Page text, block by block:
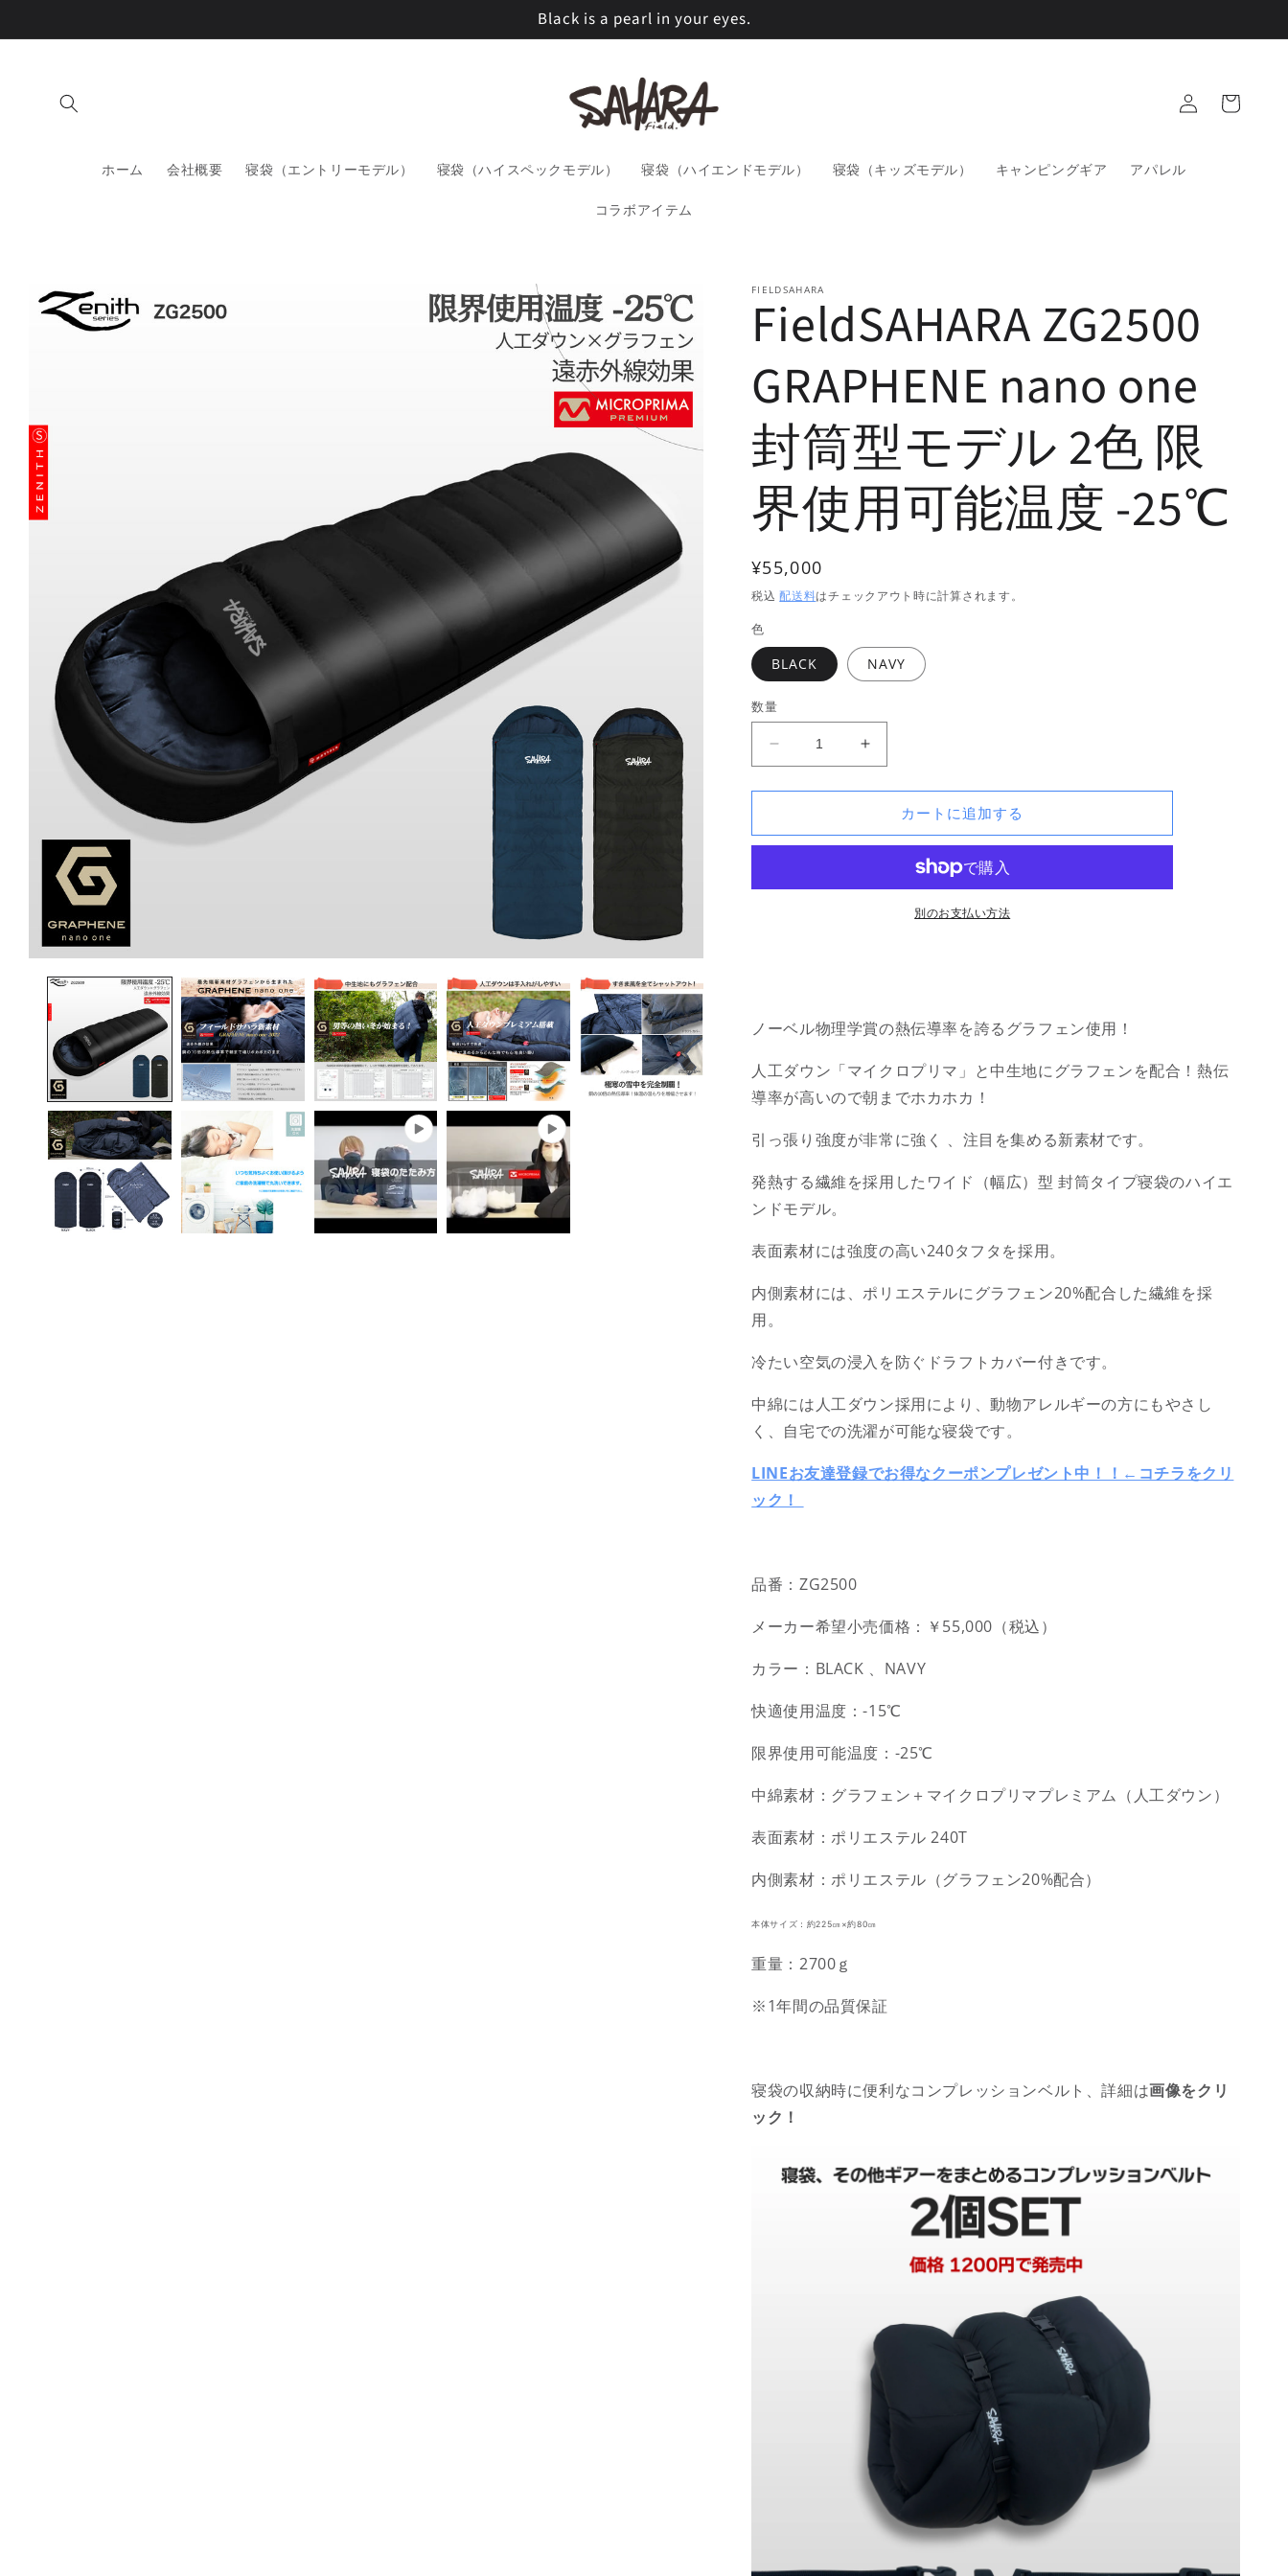
進む
Black is a pearl in your eyes.
ホーム 会社概要 寝袋（エントリーモデル） 寝袋（ハイスペックモデル） 寝袋（ハイエンドモデル） 寝袋（キッズモデル） キャンピングギア アパレル
コラボアイテム
グ
イ
ー
商品情
報にス
キップ
FIELDSAHARA
FieldSAHARA ZG2500
GRAPHENE nano one
封筒型モデル 2色 限
界使用可能温度 -25℃
通
常
価
格
¥55,000
税込配送料はチェックアウト時に計算されます。
色
BLACK NAVY
数量
FieldSAHARA
ZG2500
GRAPHENE
one
限
使
用
能
温
度
-25℃
の
数
量
ら
FieldSAHARA
ZG2500
GRAPHENE
one
限
使
用
能
温
度
の
量
や
カートに追加する
別のお支払い方法
ノーベル物理学賞の熱伝導率を誇るグラフェン使用！
人工ダウン「マイクロプリマ」と中生地にグラフェンを配合！熱伝
導率が高いので朝までホカホカ！
引っ張り強度が非常に強く 、注目を集める新素材です。
発熱する繊維を採用したワイド（幅広）型 封筒タイプ寝袋のハイエ
ンドモデル。
表面素材には強度の高い240タフタを採用。
内側素材には、ポリエステルにグラフェン20%配合した繊維を採
用。
冷たい空気の浸入を防ぐドラフトカバー付きです。
中綿には人工ダウン採用により、動物アレルギーの方にもやさし
く、自宅での洗濯が可能な寝袋です。
LINEお友達登録でお得なクーポンプレゼント中！！←コチラをクリ
ック！
品番：ZG2500
メーカー希望小売価格：￥55,000（税込）
カラー：BLACK 、NAVY
快適使用温度：-15℃
限界使用可能温度：-25℃
中綿素材：グラフェン＋マイクロプリマプレミアム（人工ダウン）
表面素材：ポリエステル 240T
内側素材：ポリエステル（グラフェン20%配合）
本体サイズ：約225㎝×約80㎝
重量：2700ｇ
※1年間の品質保証
寝袋の収納時に便利なコンプレッションベルト、詳細は画像をクリ
ック！